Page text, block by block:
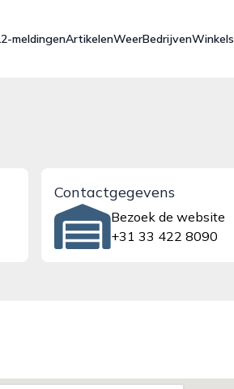
meldingenArtikelenWeerBedrijvenWinkels
Contactgegevens
Bezoek de website
+31 33 422 8090